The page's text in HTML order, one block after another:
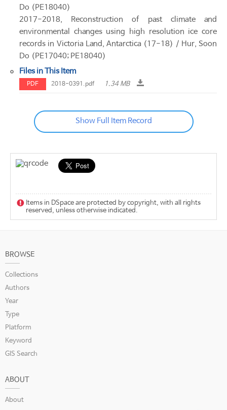
Do (PE18040)
2017-2018, Reconstruction of past climate and
environmental changes using high resolution ice core
records in Victoria Land, Antarctica (17-18) / Hur, Soon
Do (PE17040; PE18040)
Files in This Item
PDF 2018-0391.pdf 1.34 MB
Show Full Item Record
Items in DSpace are protected by copyright, with all rights
reserved, unless otherwise indicated.
BROWSE
Collections
Authors
Year
Type
Platform
Keyword
GIS Search
ABOUT
About